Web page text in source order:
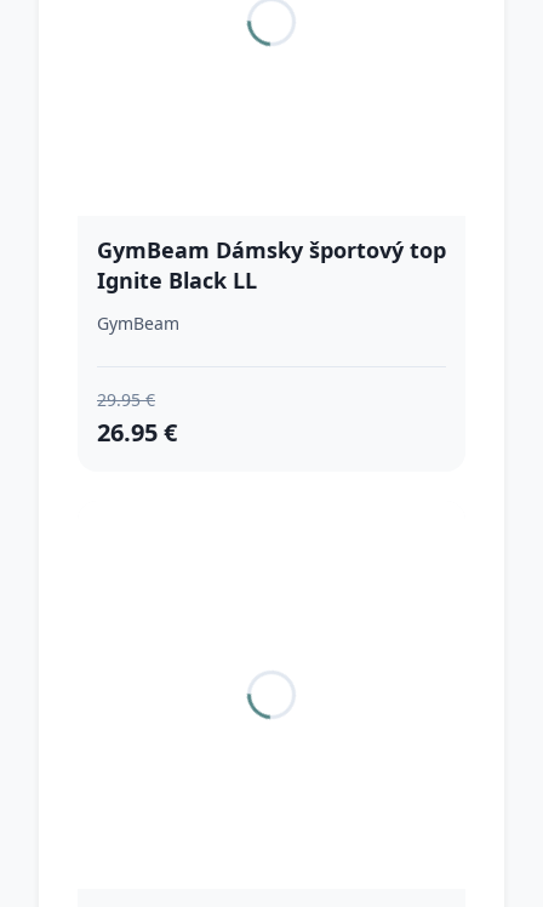
GymBeam Dámsky športový top
Ignite Black LL
GymBeam
29.95 €
26.95 €